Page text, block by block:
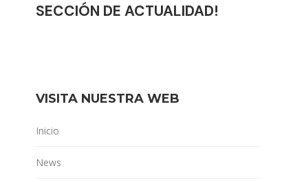
SECCIÓN DE ACTUALIDAD!
VISITA NUESTRA WEB
Inicio
News